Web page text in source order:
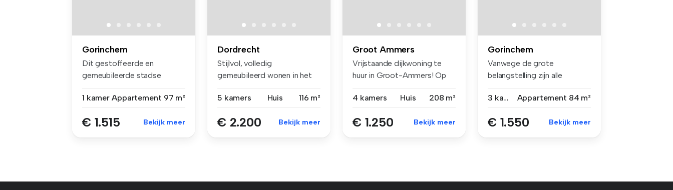
Gorinchem
Dit gestoffeerde en
gemeubileerde stadse
1 kamer Appartement 97 m²
€ 1.515 Bekijk meer
Dordrecht
Stijlvol, volledig
gemeubileerd wonen in het
5 kamers
Huis 116 m²
€ 2.200 Bekijk meer
Groot Ammers
Vrijstaande dijkwoning te
huur in Groot-Ammers! Op
4 kamers
Huis 208 m²
€ 1.250 Bekijk meer
Gorinchem
Vanwege de grote
belangstelling zijn alle
3 kamers
Appartement 84 m²
€ 1.550 Bekijk meer